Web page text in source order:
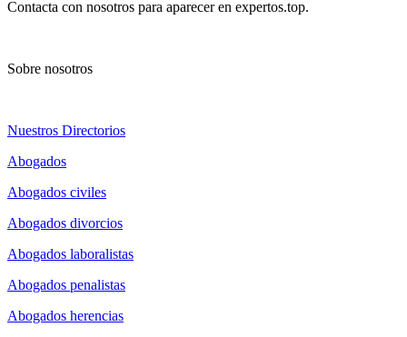
Contacta con nosotros para aparecer en expertos.top.
Sobre nosotros
Nuestros Directorios
Abogados
Abogados civiles
Abogados divorcios
Abogados laboralistas
Abogados penalistas
Abogados herencias